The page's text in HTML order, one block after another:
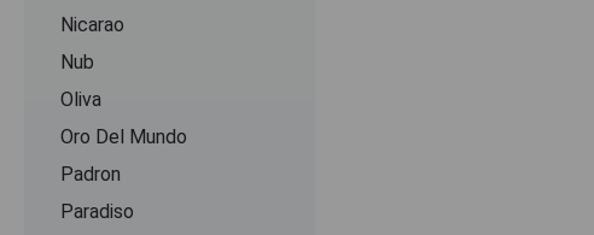
Nicarao
Nub
Oliva
Oro Del Mundo
Padron
Paradiso